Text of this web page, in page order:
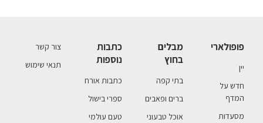
פופולארי
יין
חדש על
המדף
מסעדות
מבלים
בחוץ
בתי קפה
ברים ופאבים
אוכל טבעוני
כתבות
נוספות
כתבות אורח
ספרי בישול
טעם עולמי
צור קשר
תנאי שימוש